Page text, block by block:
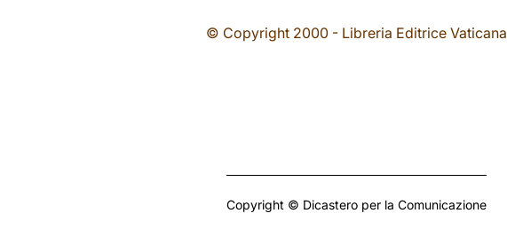
© Copyright 2000 - Libreria Editrice Vaticana
Copyright © Dicastero per la Comunicazione